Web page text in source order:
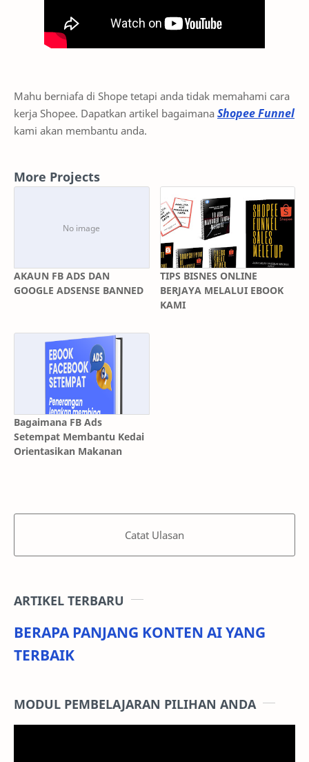
Mahu berniafa di Shope tetapi anda tidak memahami cara
kerja Shopee. Dapatkan artikel bagaimana Shopee Funnel
kami akan membantu anda.
More Projects
AKAUN FB ADS DAN
GOOGLE ADSENSE BANNED
TIPS BISNES ONLINE
BERJAYA MELALUI EBOOK
KAMI
Bagaimana FB Ads
Setempat Membantu Kedai
Orientasikan Makanan
Catat Ulasan
ARTIKEL TERBARU
BERAPA PANJANG KONTEN AI YANG
TERBAIK
MODUL PEMBELAJARAN PILIHAN ANDA